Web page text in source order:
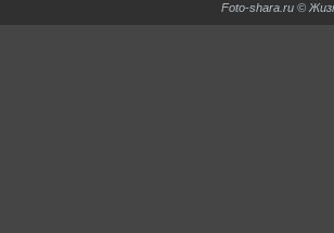
Foto-shara.ru ©